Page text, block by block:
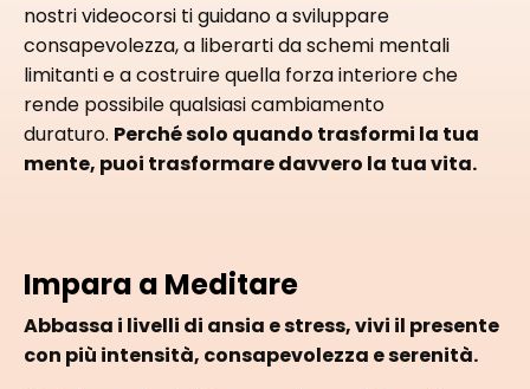
nostri videocorsi ti guidano a sviluppare
consapevolezza, a liberarti da schemi mentali
limitanti e a costruire quella forza interiore che
rende possibile qualsiasi cambiamento
duraturo. Perché solo quando trasformi la tua
mente, puoi trasformare davvero la tua vita.
Impara a Meditare
Abbassa i livelli di ansia e stress, vivi il presente
con più intensità, consapevolezza e serenità.